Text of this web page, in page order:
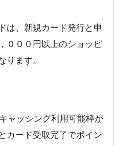
は、新規カード発行と申
０００円以上のショッピ
ります。
ャッシング利用可能枠が
カード受取完了でポイン